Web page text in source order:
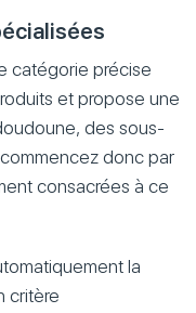
catégorie précise
et propose une
des sous-
donc par
consacrées à ce
la
critère